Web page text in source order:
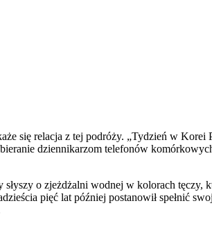
się relacja z tej podróży. „Tydzień w Korei
dziennikarzom telefonów
o zjeżdżalni wodnej w kolorach
pięć lat później postanowił spełnić